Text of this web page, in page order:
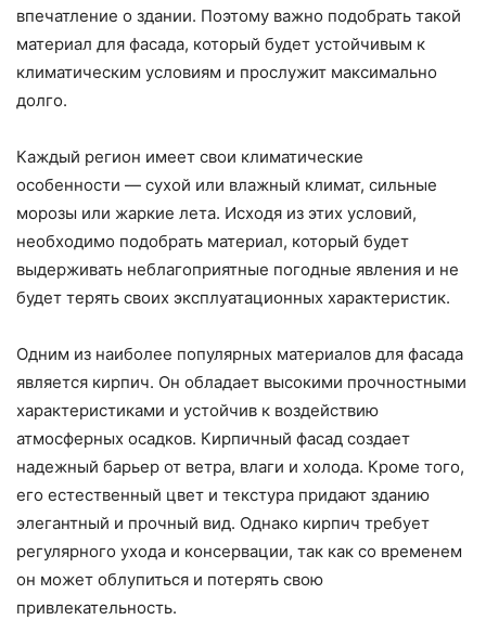
впечатление о здании. Поэтому важно подобрать такой
материал для фасада, который будет устойчивым к
климатическим условиям и прослужит максимально
долго.
Каждый регион имеет свои климатические
особенности — сухой или влажный климат, сильные
морозы или жаркие лета. Исходя из этих условий,
необходимо подобрать материал, который будет
выдерживать неблагоприятные погодные явления и не
будет терять своих эксплуатационных характеристик.
Одним из наиболее популярных материалов для фасада
является кирпич. Он обладает высокими прочностными
характеристиками и устойчив к воздействию
атмосферных осадков. Кирпичный фасад создает
надежный барьер от ветра, влаги и холода. Кроме того,
его естественный цвет и текстура придают зданию
элегантный и прочный вид. Однако кирпич требует
регулярного ухода и консервации, так как со временем
он может облупиться и потерять свою
привлекательность.